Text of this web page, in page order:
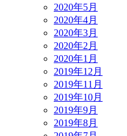
2020年5月
2020年4月
2020年3月
2020年2月
2020年1月
2019年12月
2019年11月
2019年10月
2019年9月
2019年8月